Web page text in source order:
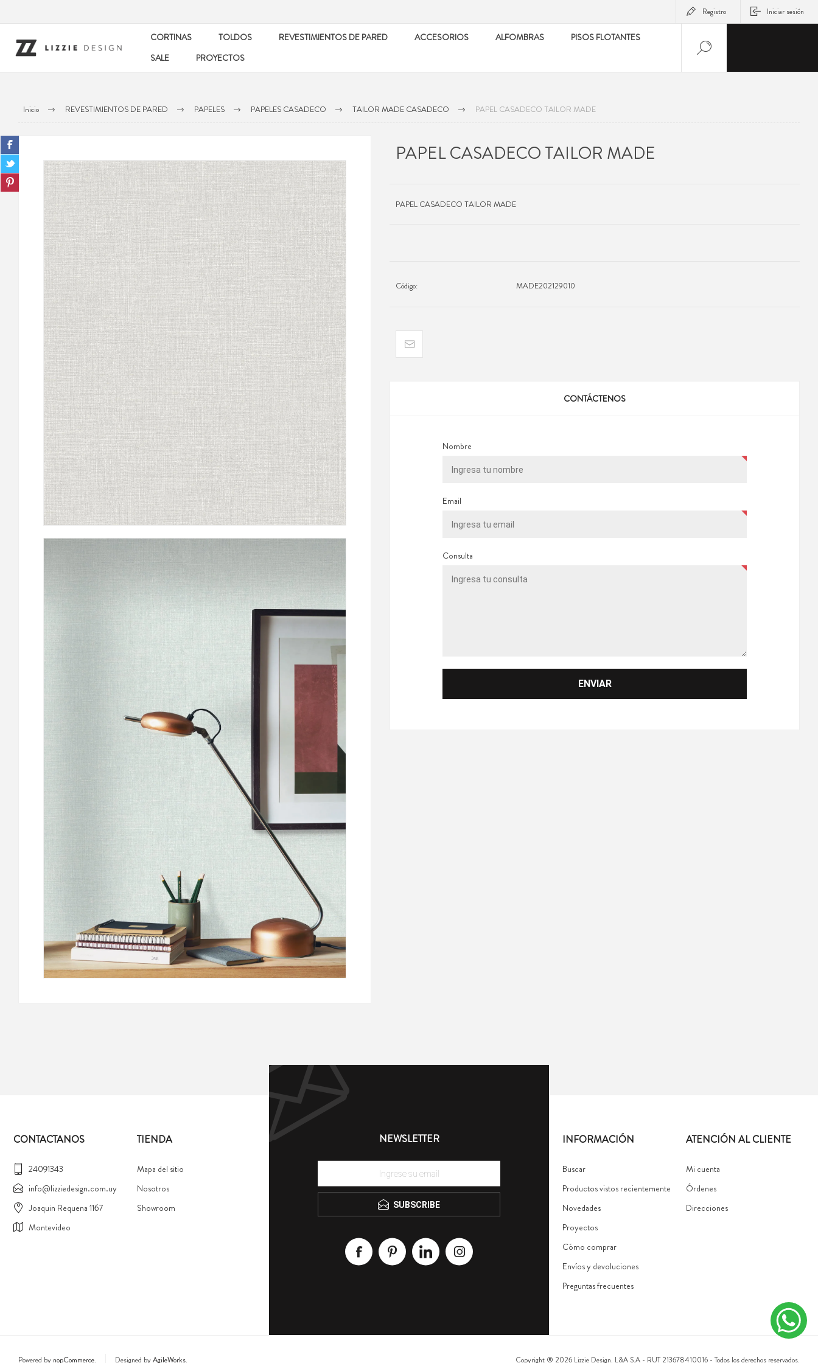
Registro Iniciar sesión
CORTINAS TOLDOS REVESTIMIENTOS DE PARED ACCESORIOS ALFOMBRAS
PISOS FLOTANTES
SALE
PROYECTOS
Inicio REVESTIMIENTOS DE PARED PAPELES PAPELES CASADECO TAILOR MADE CASADECO PAPEL CASADECO TAILOR MADE
PAPEL CASADECO TAILOR MADE
PAPEL CASADECO TAILOR MADE
Código: MADE202129010
CONTÁCTENOS
Nombre
Email
Consulta
NEWSLETTER
SUBSCRIBE
CONTACTANOS
24091343
info@lizziedesign.com.uy
Joaquin Requena 1167
Montevideo
TIENDA
Mapa del sitio
Nosotros
Showroom
INFORMACIÓN
Buscar
Productos vistos recientemente
Novedades
Proyectos
Cómo comprar
Envíos y devoluciones
Preguntas frecuentes
ATENCIÓN AL CLIENTE
Mi cuenta
Órdenes
Direcciones
Powered by nopCommerce. Designed byAgileWorks. Copyright ® 2026 Lizzie Design. L&A S.A - RUT 213678410016 - Todos los derechos reservados.